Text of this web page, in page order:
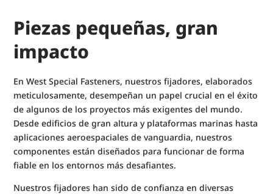
Piezas pequeñas, gran
impacto
En West Special Fasteners, nuestros fijadores, elaborados
meticulosamente, desempeñan un papel crucial en el éxito
de algunos de los proyectos más exigentes del mundo.
Desde edificios de gran altura y plataformas marinas hasta
aplicaciones aeroespaciales de vanguardia, nuestros
componentes están diseñados para funcionar de forma
fiable en los entornos más desafiantes.
Nuestros fijadores han sido de confianza en diversas